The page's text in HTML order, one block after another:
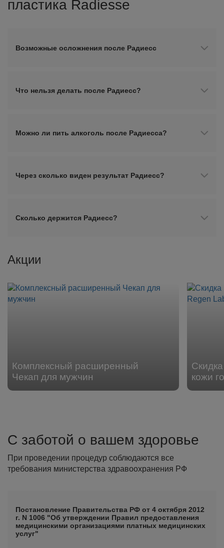
пластика Radiesse
Возможные осложнения после Радиесс
Что нельзя делать после Радиесс?
Можно ли пить алкоголь после Радиесса?
Через сколько виден результат Радиесс?
Сколько держится Радиесс?
Акции
Комплексный расширенный
Чекап для мужчин
кожи
С заботой о вашем здоровье
При проведении процедур соблюдаются все
требования министерства здравоохранения РФ
Постановление Правительства РФ от 4 октября 2012
г. N 1006 "Об утверждении Правил предоставления
медицинскими организациями платных медицинских
услуг"